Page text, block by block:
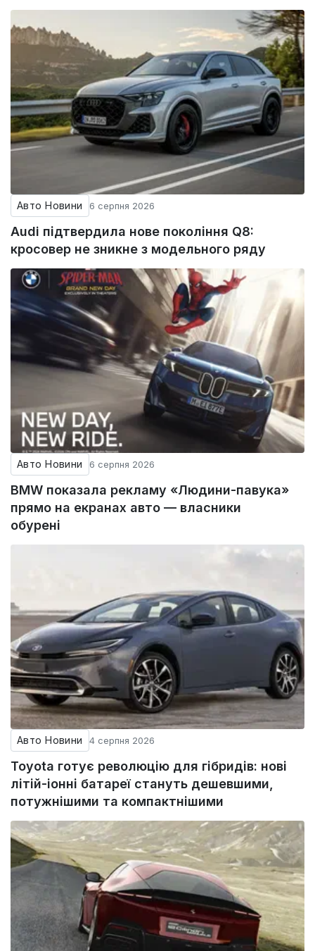
Авто Новини 6 серпня 2026
Audi підтвердила нове покоління Q8:
кросовер не зникне з модельного ряду
Авто Новини 6 серпня 2026
BMW показала рекламу «Людини-павука»
прямо на екранах авто — власники
обурені
Авто Новини 4 серпня 2026
Toyota готує революцію для гібридів: нові
літій-іонні батареї стануть дешевшими,
потужнішими та компактнішими